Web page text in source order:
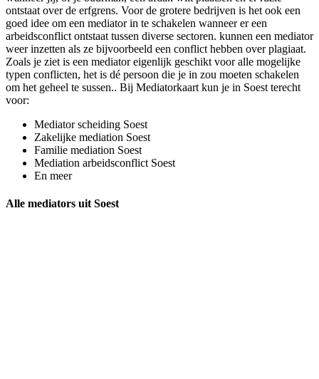
ontstaat over de erfgrens. Voor de grotere bedrijven is het ook een
goed idee om een mediator in te schakelen wanneer er een
arbeidsconflict ontstaat tussen diverse sectoren. kunnen een mediator
weer inzetten als ze bijvoorbeeld een conflict hebben over plagiaat.
Zoals je ziet is een mediator eigenlijk geschikt voor alle mogelijke
typen conflicten, het is dé persoon die je in zou moeten schakelen
om het geheel te sussen.. Bij Mediatorkaart kun je in Soest terecht
voor:
Mediator scheiding Soest
Zakelijke mediation Soest
Familie mediation Soest
Mediation arbeidsconflict Soest
En meer
Alle mediators uit Soest